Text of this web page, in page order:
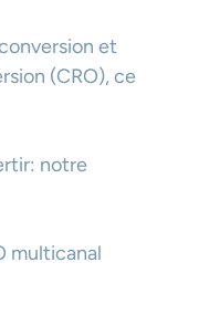
et
(CRO), ce
notre
multicanal